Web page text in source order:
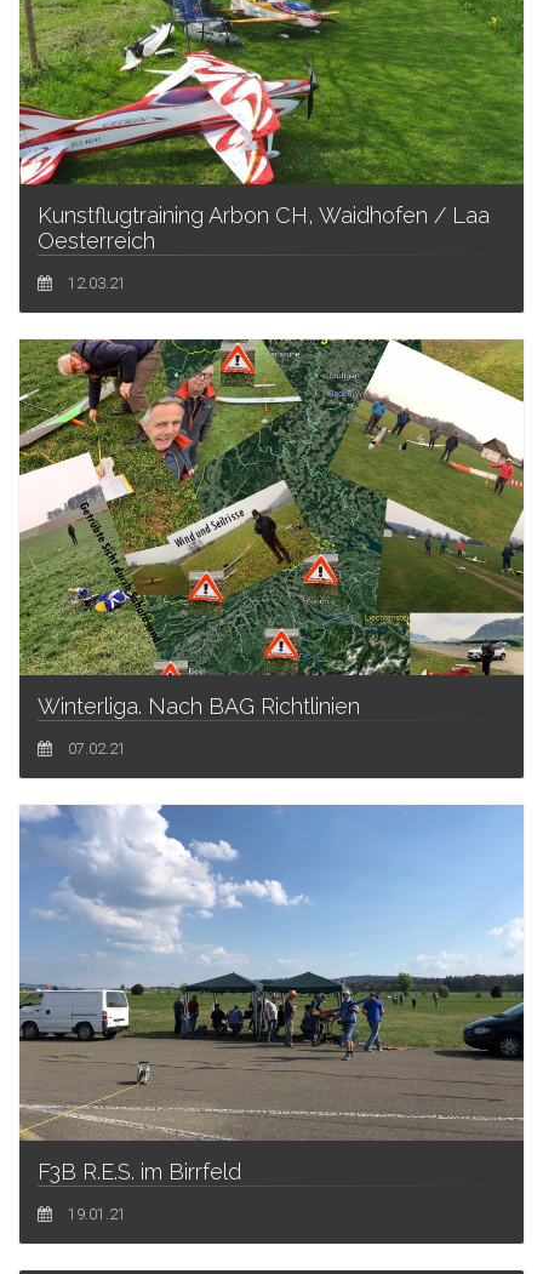
Kunstflugtraining Arbon CH, Waidhofen / Laa
Oesterreich
12.03.21
Winterliga. Nach BAG Richtlinien
07.02.21
F3B R.E.S. im Birrfeld
19.01.21